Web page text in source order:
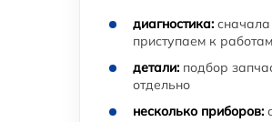
диагностика:
приступаем к работам
детали: подбор
отдельно
несколько приборов: